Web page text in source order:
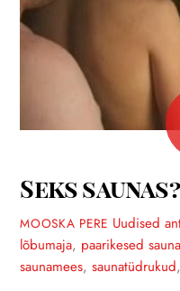
Seks saunas?
MOOSKA PERE Uudised
lõbumaja, paarikesed
saunamees,saunatüdrukud